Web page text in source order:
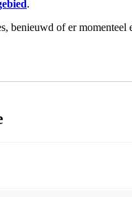
.
benieuwd of er momenteel